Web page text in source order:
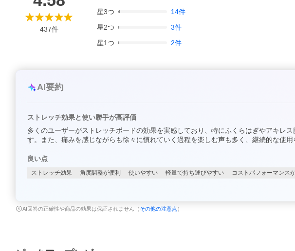
437件
星3つ 14件
星2つ 3件
星1つ 2件
AI要約
ストレッチ効果と使い勝手が高評価
多くのユーザーがストレッチボードの効果を実感しており、特にふくらはぎやアキレ
す。また、痛みを感じながらも徐々に慣れていく過程を楽しむ声も多く、継続的な使用
良い点
ストレッチ効果 角度調整が便利 使いやすい 軽量で持ち運びやすい コストパフォーマンス
AI回答の正確性や商品の効果は保証されません（ その他の注意点 ）